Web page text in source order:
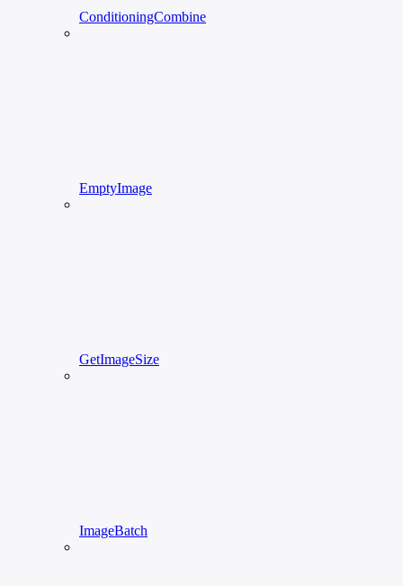
ConditioningCombine
EmptyImage
GetImageSize
ImageBatch